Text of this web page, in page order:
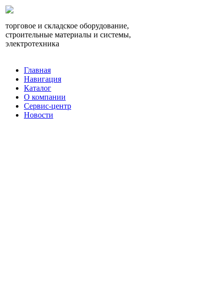
торговое и складское оборудование,
строительные материалы и системы,
электротехника
Главная
Навигация
Каталог
О компании
Сервис-центр
Новости